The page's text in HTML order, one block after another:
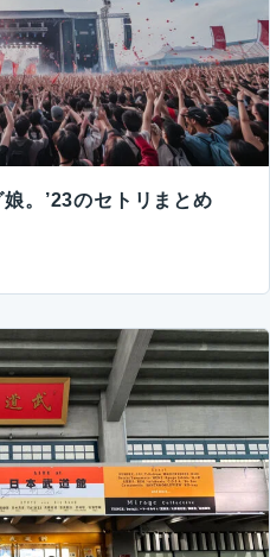
。’23のセトリまとめ